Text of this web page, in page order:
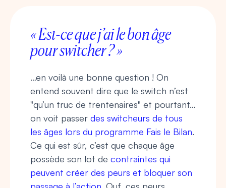
« Est-ce que j’ai le bon âge
pour switcher ? »
…en voilà une bonne question ! On
entend souvent dire que le switch n’est
"qu’un truc de trentenaires" et pourtant…
on voit passer des switcheurs de tous
les âges lors du programme Fais le Bilan.
Ce qui est sûr, c’est que chaque âge
possède son lot de contraintes qui
peuvent créer des peurs et bloquer son